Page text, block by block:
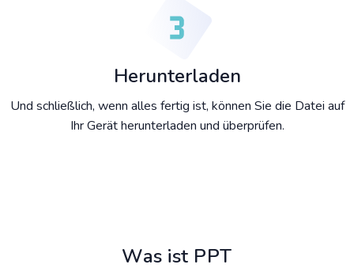
Herunterladen
Und schließlich, wenn alles fertig ist, können Sie die Datei auf
Ihr Gerät herunterladen und überprüfen.
Was ist PPT